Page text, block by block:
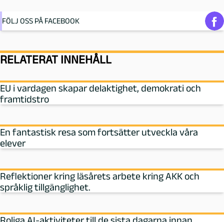
FÖLJ OSS PÅ FACEBOOK
RELATERAT INNEHÅLL
EU i vardagen skapar delaktighet, demokrati och
framtidstro
En fantastisk resa som fortsätter utveckla våra
elever
Reflektioner kring läsårets arbete kring AKK och
språklig tillgänglighet.